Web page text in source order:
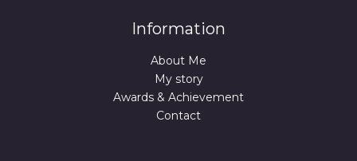
Information
About Me
My story
Awards & Achievement
Contact